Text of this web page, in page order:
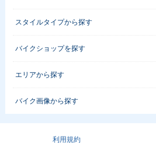
スタイルタイプから探す
バイクショップを探す
エリアから探す
バイク画像から探す
利用規約